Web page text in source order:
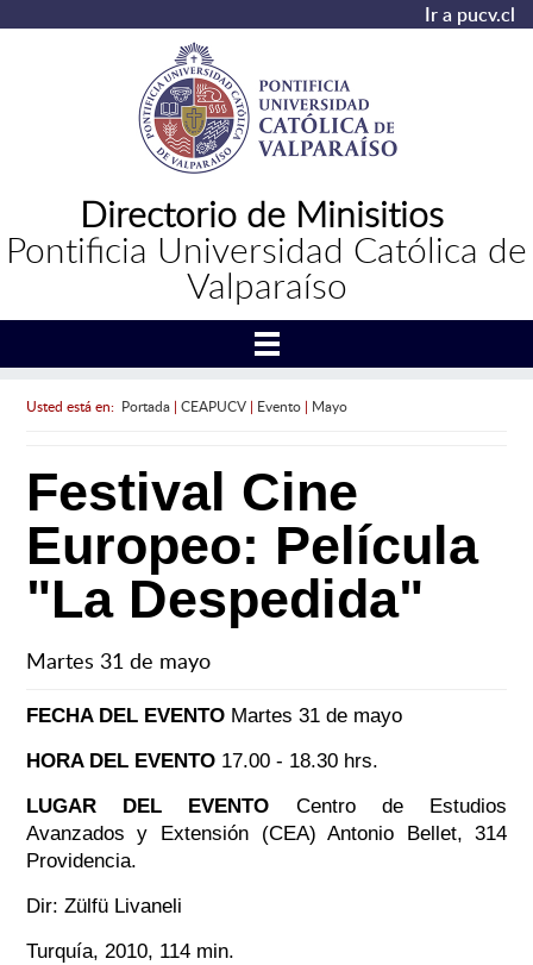
Ir a pucv.cl
Directorio de Minisitios
Pontificia Universidad Católica de
Valparaíso
Usted está en: Portada| CEAPUCV| Evento| Mayo
Festival Cine
Europeo: Película
"La Despedida"
Martes 31 de mayo
FECHA DEL EVENTO Martes 31 de mayo
HORA DEL EVENTO17.00 - 18.30 hrs.
LUGAR DEL EVENTO Centro de Estudios
Avanzados y Extensión (CEA) Antonio Bellet, 314
Providencia.
Dir: Zülfü Livaneli
Turquía, 2010, 114 min.